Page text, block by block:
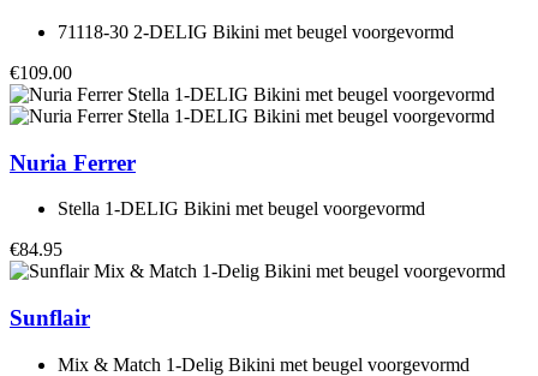
71118-30 2-DELIG Bikini met beugel voorgevormd
€109.00
Nuria Ferrer
Stella 1-DELIG Bikini met beugel voorgevormd
€84.95
Sunflair
Mix & Match 1-Delig Bikini met beugel voorgevormd